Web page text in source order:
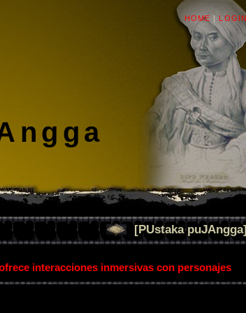
HOME | LOGIN
[PUstaka puJAngga]
interacciones inmersivas con personajes